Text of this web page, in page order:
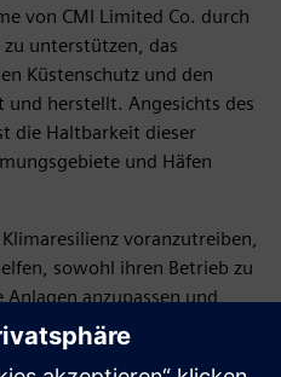
von CMI Limited Co. durch
unterstützen, das
Küstenschutz und den
herstellt. Angesichts des
die Haltbarkeit dieser
und Häfen
voranzutreiben,
sowohl ihren Betrieb zu
anzupassen und